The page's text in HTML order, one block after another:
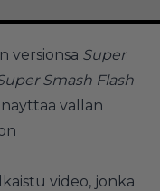
versionsa Super
Smash Flash
vallan
video, jonka